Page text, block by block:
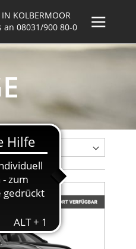
IN KOLBERMOOR
an 08031/900 80-0